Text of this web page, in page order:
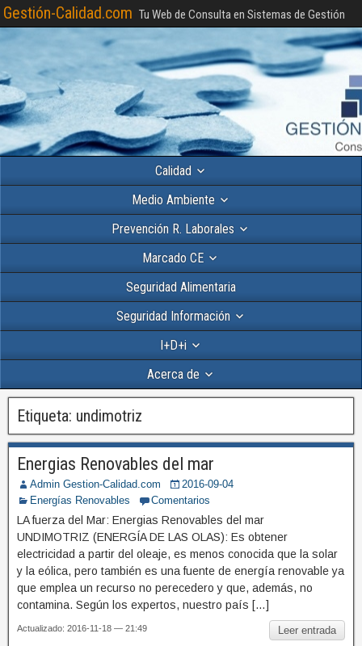
Gestión-Calidad.com Tu Web de Consulta en Sistemas de Gestión
Calidad
Medio Ambiente
Prevención R. Laborales
Marcado CE
Seguridad Alimentaria
Seguridad Información
I+D+i
Acerca de
Etiqueta: undimotriz
Energias Renovables del mar
Admin Gestion-Calidad.com
2016-09-04
Energías Renovables
Comentarios
LA fuerza del Mar: Energias Renovables del mar
UNDIMOTRIZ (ENERGÍA DE LAS OLAS): Es obtener
electricidad a partir del oleaje, es menos conocida que la solar
y la eólica, pero también es una fuente de energía renovable ya
que emplea un recurso no perecedero y que, además, no
contamina. Según los expertos, nuestro país […]
Leer entrada
Actualizado: 2016-11-18 — 21:49